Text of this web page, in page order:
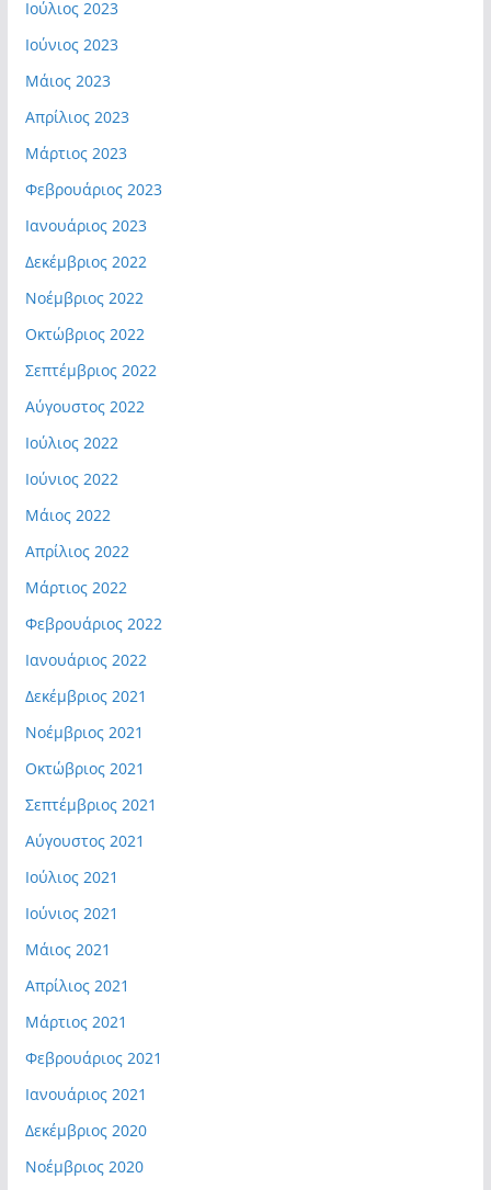
Ιούλιος 2023
Ιούνιος 2023
Μάιος 2023
Απρίλιος 2023
Μάρτιος 2023
Φεβρουάριος 2023
Ιανουάριος 2023
Δεκέμβριος 2022
Νοέμβριος 2022
Οκτώβριος 2022
Σεπτέμβριος 2022
Αύγουστος 2022
Ιούλιος 2022
Ιούνιος 2022
Μάιος 2022
Απρίλιος 2022
Μάρτιος 2022
Φεβρουάριος 2022
Ιανουάριος 2022
Δεκέμβριος 2021
Νοέμβριος 2021
Οκτώβριος 2021
Σεπτέμβριος 2021
Αύγουστος 2021
Ιούλιος 2021
Ιούνιος 2021
Μάιος 2021
Απρίλιος 2021
Μάρτιος 2021
Φεβρουάριος 2021
Ιανουάριος 2021
Δεκέμβριος 2020
Νοέμβριος 2020